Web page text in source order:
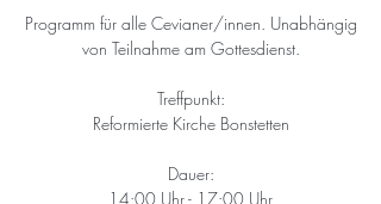
Programm für alle Cevianer/innen. Unabhängig
von Teilnahme am Gottesdienst.
Treffpunkt:
Reformierte Kirche Bonstetten
Dauer:
14:00 Uhr - 17:00 Uhr